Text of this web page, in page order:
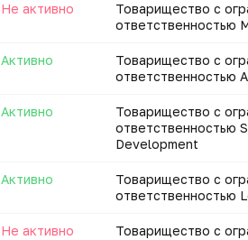
Не активно
Товарищество с
ответственностью
Активно
Товарищество с
ответственностью
Активно
Товарищество с
ответственностью
Development
Активно
Товарищество с
ответственностью
Не активно
Товарищество с